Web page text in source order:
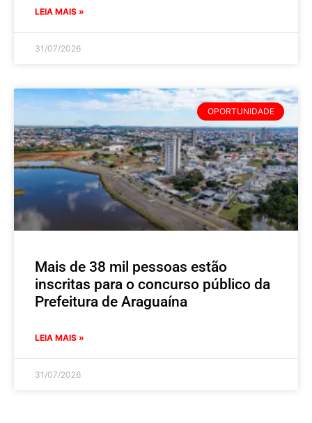
LEIA MAIS »
31/07/2026
OPORTUNIDADE
Mais de 38 mil pessoas estão
inscritas para o concurso público da
Prefeitura de Araguaína
LEIA MAIS »
31/07/2026